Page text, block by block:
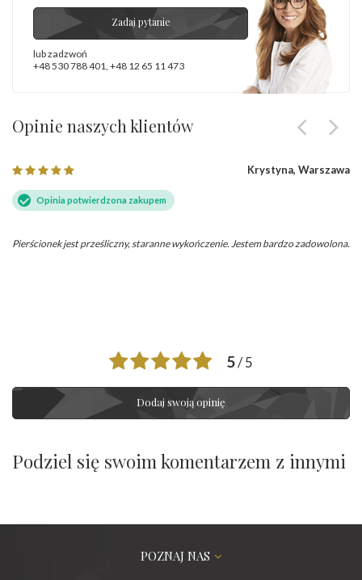
Zadaj pytanie
lub zadzwoń
+48 530 788 401 +48 12 65 11 473
Opinie naszych klientów
Krystyna, Warszawa
Opinia potwierdzona zakupem
Pierścionek jest prześliczny, staranne wykończenie. Jestem bardzo zadowolona.
5/ 5
Dodaj swoją opinię
Podziel się swoim komentarzem z innymi
POZNAJ NAS